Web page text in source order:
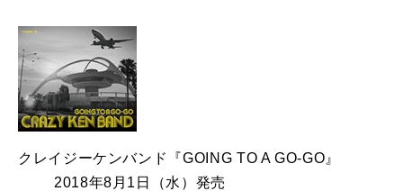
クレイジーケンバンド『GOING TO A GO-GO』
2018年8月1日（水）発売